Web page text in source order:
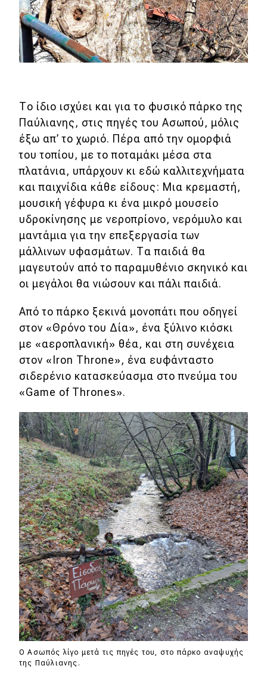
Το ίδιο ισχύει και για το φυσικό πάρκο της
Παύλιανης, στις πηγές του Ασωπού, μόλις
έξω απ’ το χωριό. Πέρα από την ομορφιά
του τοπίου, με το ποταμάκι μέσα στα
πλατάνια, υπάρχουν κι εδώ καλλιτεχνήματα
και παιχνίδια κάθε είδους: Μια κρεμαστή,
μουσική γέφυρα κι ένα μικρό μουσείο
υδροκίνησης με νεροπρίονο, νερόμυλο και
μαντάμια για την επεξεργασία των
μάλλινων υφασμάτων. Τα παιδιά θα
μαγευτούν από το παραμυθένιο σκηνικό και
οι μεγάλοι θα νιώσουν και πάλι παιδιά.
Από το πάρκο ξεκινά μονοπάτι που οδηγεί
στον «Θρόνο του Δία», ένα ξύλινο κιόσκι
με «αεροπλανική» θέα, και στη συνέχεια
στον «Iron Throne», ένα ευφάνταστο
σιδερένιο κατασκεύασμα στο πνεύμα του
«Game of Thrones».
Ο Ασωπός λίγο μετά τις πηγές του, στο πάρκο αναψυχής
της Παύλιανης.